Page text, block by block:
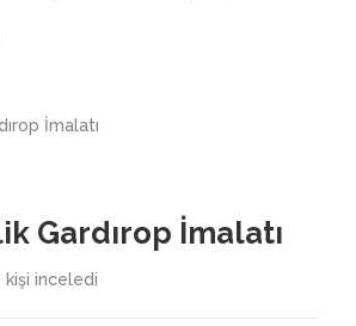
Gardırop İmalatı
kişi inceledi